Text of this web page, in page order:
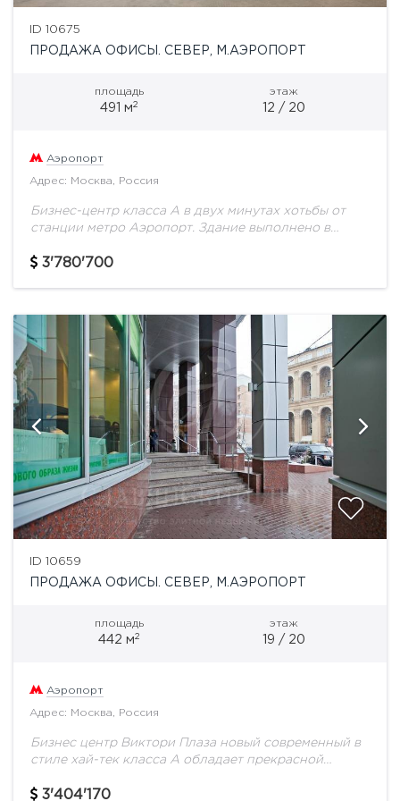
ID 10675
ПРОДАЖА ОФИСЫ. СЕВЕР, М.АЭРОПОРТ
площадь
491 м2
этаж
12 / 20
Аэропорт
Адрес: Москва, Россия
Бизнес-центр класса А в двух минутах хотьбы от
станции метро Аэропорт. Здание выполнено в
бизнес центра на высоком уровне. Круглосуточная
3'780'700
ID 10659
ПРОДАЖА ОФИСЫ. СЕВЕР, М.АЭРОПОРТ
площадь
442 м2
этаж
19 / 20
Аэропорт
Адрес: Москва, Россия
Бизнес центр Виктори Плаза новый современный в
стиле хай-тек класса А обладает прекрасной
доступности от метро Аэропорт. Оптоволоконные
3'404'170